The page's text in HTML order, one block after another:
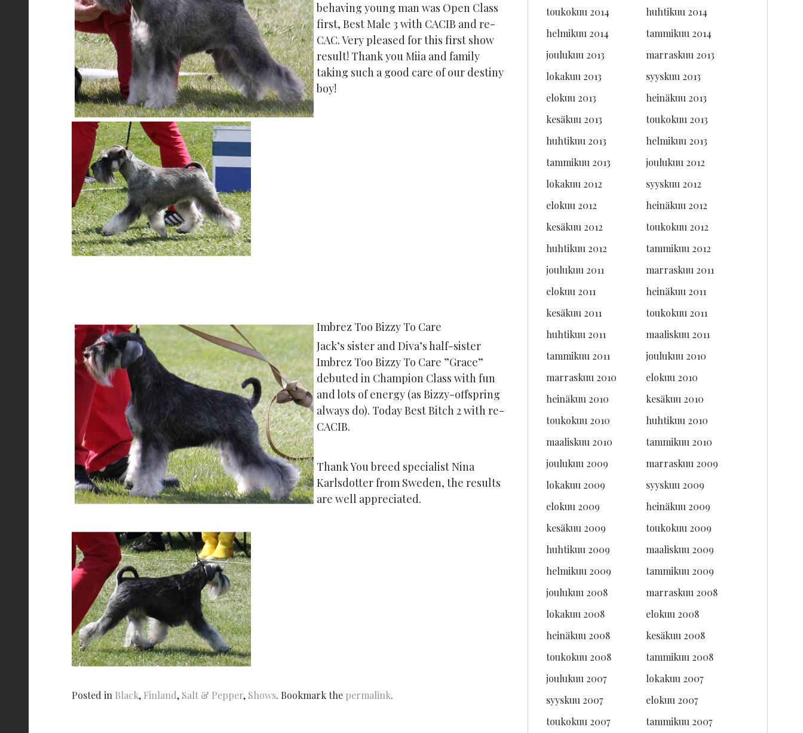
behaving young man was Open Class
first, Best Male 3 with CACIB and re-
CAC. Very pleased for this first show
result! Thank you Miia and family
taking such a good care of our destiny
boy!
Imbrez Too Bizzy To Care
Jack’s sister and Diva’s half-sister
Imbrez Too Bizzy To Care ”Grace”
debuted in Champion Class with fun
and lots of energy (as Bizzy-offspring
always do). Today Best Bitch 2 with re-
CACIB.
Thank You breed specialist Nina
Karlsdotter from Sweden, the results
are well appreciated.
Posted in Black, Finland, Salt & Pepper, Shows. Bookmark the permalink.
toukokuu 2014
huhtikuu 2014
helmikuu 2014
tammikuu 2014
joulukuu 2013
marraskuu 2013
lokakuu 2013
syyskuu 2013
elokuu 2013
heinäkuu 2013
kesäkuu 2013
toukokuu 2013
huhtikuu 2013
helmikuu 2013
tammikuu 2013
joulukuu 2012
lokakuu 2012
syyskuu 2012
elokuu 2012
heinäkuu 2012
kesäkuu 2012
toukokuu 2012
huhtikuu 2012
tammikuu 2012
joulukuu 2011
marraskuu 2011
elokuu 2011
heinäkuu 2011
kesäkuu 2011
toukokuu 2011
huhtikuu 2011
maaliskuu 2011
tammikuu 2011
joulukuu 2010
marraskuu 2010
elokuu 2010
heinäkuu 2010
kesäkuu 2010
toukokuu 2010
huhtikuu 2010
maaliskuu 2010
tammikuu 2010
joulukuu 2009
marraskuu 2009
lokakuu 2009
syyskuu 2009
elokuu 2009
heinäkuu 2009
kesäkuu 2009
toukokuu 2009
huhtikuu 2009
maaliskuu 2009
helmikuu 2009
tammikuu 2009
joulukuu 2008
marraskuu 2008
lokakuu 2008
elokuu 2008
heinäkuu 2008
kesäkuu 2008
toukokuu 2008
tammikuu 2008
joulukuu 2007
lokakuu 2007
syyskuu 2007
elokuu 2007
toukokuu 2007
tammikuu 2007